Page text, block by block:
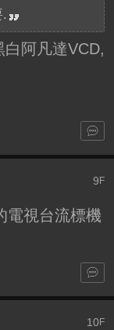
阿凡達VCD,
9 F
電視台流標機
10F